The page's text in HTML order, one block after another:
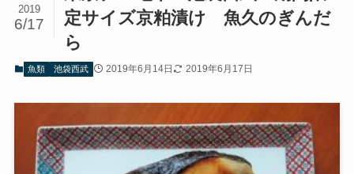
定サイズ京粕漬け 魚久のぎんだ
ら
2019
6/17
魚類 池袋西武 2019年6月14日 2019年6月17日